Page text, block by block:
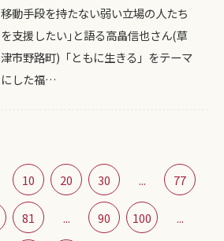
移動手段を持たない弱い立場の人たち
を支援したい｣と語る高畠信也さん(草
津市野路町)「ともに生きる」をテーマ
にした福…
10 20 30 ... 77
81 ... 90 100 ...